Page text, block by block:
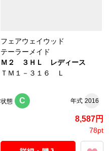
フェアウェイウッド
テーラーメイド
Ｍ２ ３ＨＬ レディース
ＴＭ１－３１６ Ｌ
状態 C 年式 2016
8,587円
78pt